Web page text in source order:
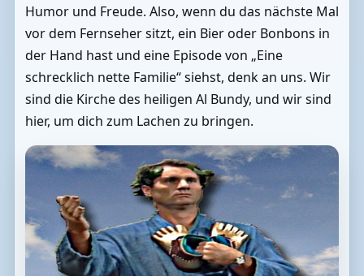
Humor und Freude. Also, wenn du das nächste Mal
vor dem Fernseher sitzt, ein Bier oder Bonbons in
der Hand hast und eine Episode von „Eine
schrecklich nette Familie“ siehst, denk an uns. Wir
sind die Kirche des heiligen Al Bundy, und wir sind
hier, um dich zum Lachen zu bringen.